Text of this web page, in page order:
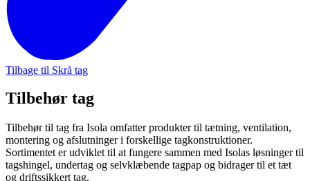
Tilbage til Skrå tag
Tilbehør tag
Tilbehør til tag fra Isola omfatter produkter til tætning, ventilation,
montering og afslutninger i forskellige tagkonstruktioner.
Sortimentet er udviklet til at fungere sammen med Isolas løsninger til
tagshingel, undertag og selvklæbende tagpap og bidrager til et tæt
og driftssikkert tag.